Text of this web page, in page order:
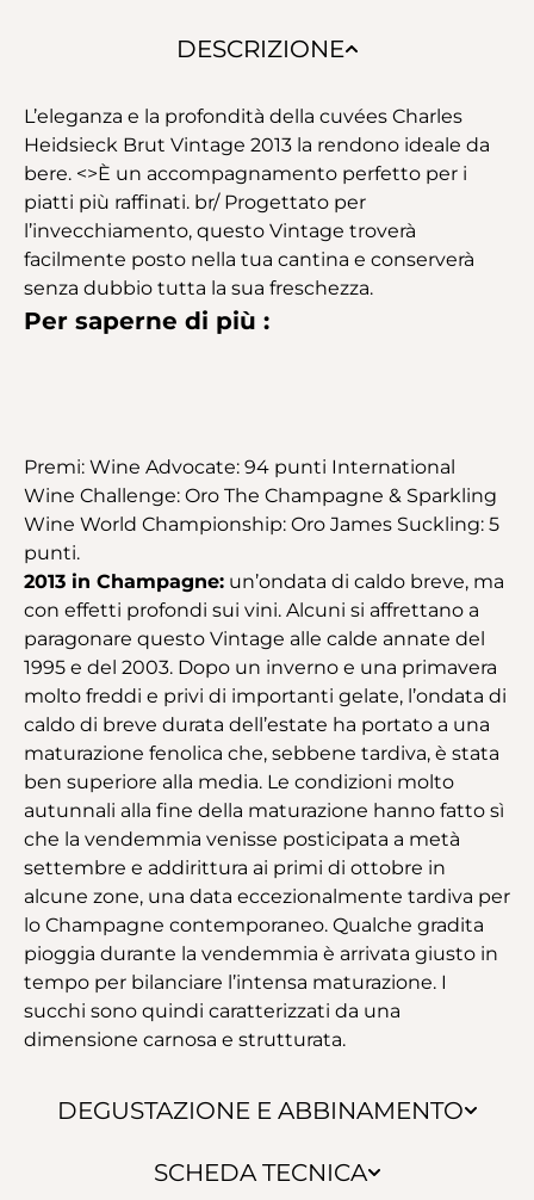
DESCRIZIONE
DEGUSTAZIONE E ABBINAMENTO
SCHEDA TECNICA
L’eleganza e la profondità della cuvées Charles
Heidsieck Brut Vintage 2013 la rendono ideale da
bere. <>È un accompagnamento perfetto per i
piatti più raffinati. br/ Progettato per
l’invecchiamento, questo Vintage troverà
facilmente posto nella tua cantina e conserverà
senza dubbio tutta la sua freschezza.
Per saperne di più :
Premi: Wine Advocate: 94 punti International
Wine Challenge: Oro The Champagne & Sparkling
Wine World Championship: Oro James Suckling: 5
punti.
2013 in Champagne: un’ondata di caldo breve, ma
con effetti profondi sui vini. Alcuni si affrettano a
paragonare questo Vintage alle calde annate del
1995 e del 2003. Dopo un inverno e una primavera
molto freddi e privi di importanti gelate, l’ondata di
caldo di breve durata dell’estate ha portato a una
maturazione fenolica che, sebbene tardiva, è stata
ben superiore alla media. Le condizioni molto
autunnali alla fine della maturazione hanno fatto sì
che la vendemmia venisse posticipata a metà
settembre e addirittura ai primi di ottobre in
alcune zone, una data eccezionalmente tardiva per
lo Champagne contemporaneo. Qualche gradita
pioggia durante la vendemmia è arrivata giusto in
tempo per bilanciare l’intensa maturazione. I
succhi sono quindi caratterizzati da una
dimensione carnosa e strutturata.